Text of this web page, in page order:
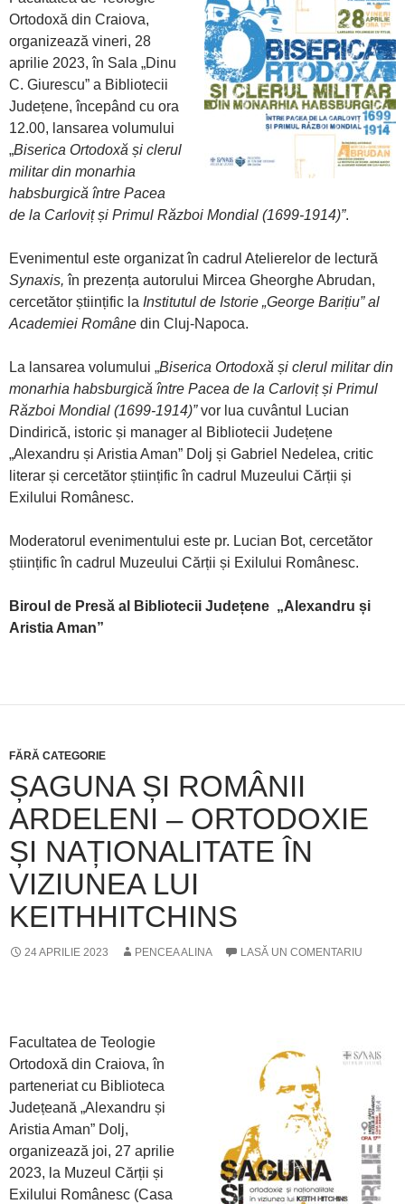
Ortodoxă din Craiova,
organizează vineri, 28
aprilie 2023, în Sala „Dinu
C. Giurescu” a Bibliotecii
Județene, începând cu ora
12.00, lansarea volumului
„Biserica Ortodoxă și clerul
militar din monarhia
habsburgică între Pacea
de la Carloviț și Primul Război Mondial (1699-1914)”.
Evenimentul este organizat în cadrul Atelierelor de lectură
Synaxis,în prezența autorului Mircea Gheorghe Abrudan,
cercetător științific la Institutul de Istorie „George Barițiu” al
Academiei Române din Cluj-Napoca.
La lansarea volumului „Biserica Ortodoxă și clerul militar din
monarhia habsburgică între Pacea de la Carloviț și Primul
Război Mondial (1699-1914)”vor lua cuvântul Lucian
Dindirică, istoric și manager al Bibliotecii Județene
„Alexandru și Aristia Aman” Dolj și Gabriel Nedelea, critic
literar și cercetător științific în cadrul Muzeului Cărții și
Exilului Românesc.
Moderatorul evenimentului este pr. Lucian Bot, cercetător
științific în cadrul Muzeului Cărții și Exilului Românesc.
Biroul de Presă al
Bibliotecii Județene „Alexandru și
Aristia Aman”
FĂRĂ CATEGORIE
ȘAGUNA ȘI ROMÂNII
ARDELENI – ORTODOXIE
ȘI NAȚIONALITATE ÎN
VIZIUNEA LUI
KEITHHITCHINS
24 APRILIE 2023 PENCEA ALINA LASĂ UN COMENTARIU
Facultatea de Teologie
Ortodoxă din Craiova, în
parteneriat cu Biblioteca
Județeană „Alexandru și
Aristia Aman” Dolj,
organizează joi, 27 aprilie
2023, la Muzeul Cărții și
Exilului Românesc (Casa